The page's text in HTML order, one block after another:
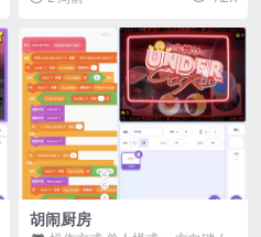
一款静谧的探索冒...
胡闹厨房